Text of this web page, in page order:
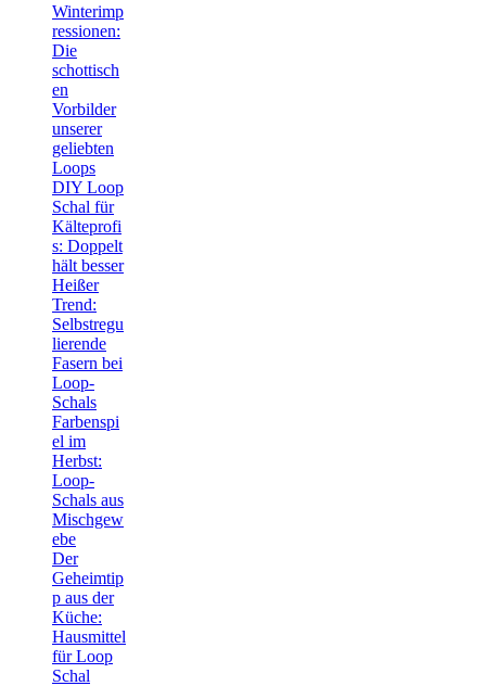
Winterimp
ressionen:
Die
schottisch
en
Vorbilder
unserer
geliebten
Loops
DIY Loop
Schal für
Kälteprofi
s: Doppelt
hält besser
Heißer
Trend:
Selbstregu
lierende
Fasern bei
Loop-
Schals
Farbenspi
el im
Herbst:
Loop-
Schals aus
Mischgew
ebe
Der
Geheimtip
p aus der
Küche:
Hausmittel
für Loop
Schal